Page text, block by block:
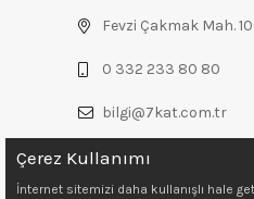
Fevzi Çakmak Mah.
0 332 233 80 80
bilgi@7kat.com.tr
Çerez Kullanımı
İnternet sitemizi daha kullanışlı hale